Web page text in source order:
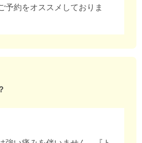
予約をオススメしておりま